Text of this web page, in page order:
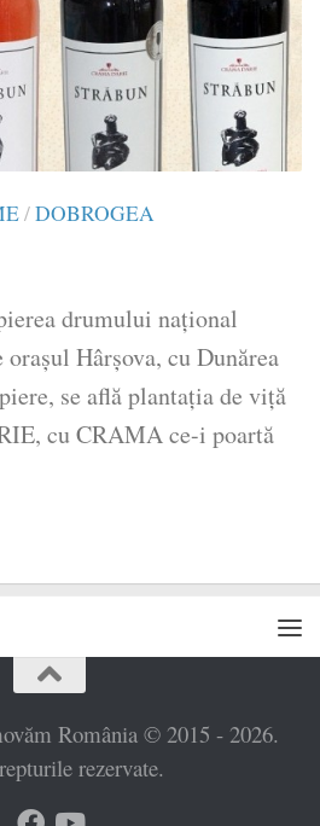
/DOBROGEA
drumului național
Hârșova, cu Dunărea
se află plantația de viță
cu CRAMA ce-i poartă
România © 2015 - 2026.
rezervate.